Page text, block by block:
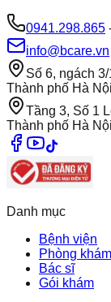
0941.298.865
info@bcare.vn
Số 6, ngách
Thành phố Hà
Tầng 3, Số 1
Thành phố Hà Nội
Danh mục
Bệnh viện
Phòng khám
Bác sĩ
Gói khám